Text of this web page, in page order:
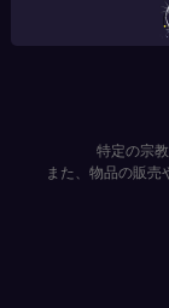
特定の宗
また、物品の販売